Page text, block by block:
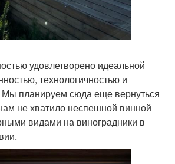
удовлетворено идеальной
технологичностью и
Мы планируем сюда еще вернуться
не хватило неспешной винной
видами на виноградники в